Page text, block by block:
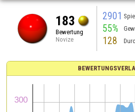
183
Bewertung
Novize
2901
55%
128